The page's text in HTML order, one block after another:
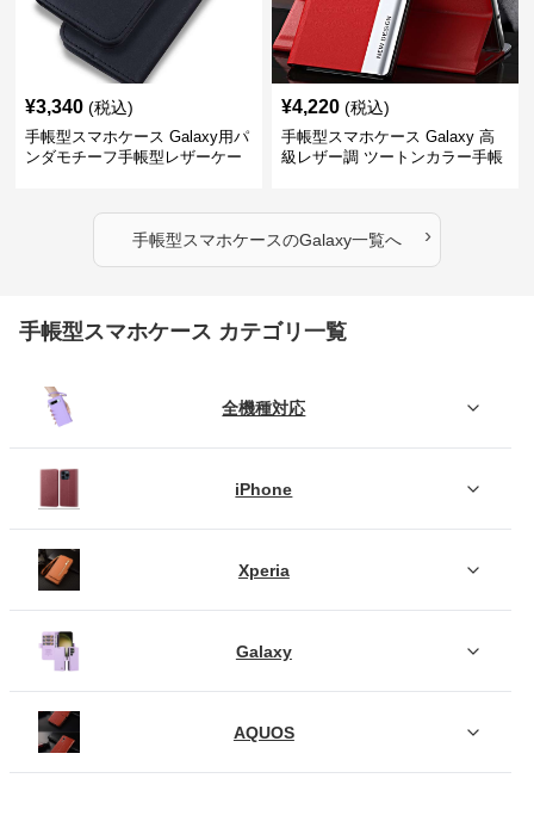
¥3,340 (税込)
手帳型スマホケース Galaxy用パ
ンダモチーフ手帳型レザーケー
¥4,220 (税込)
手帳型スマホケース Galaxy 高
級レザー調 ツートンカラー手帳
手帳型スマホケースのGalaxy一覧へ ›
手帳型スマホケース カテゴリ一覧
全機種対応
iPhone
Xperia
Galaxy
AQUOS